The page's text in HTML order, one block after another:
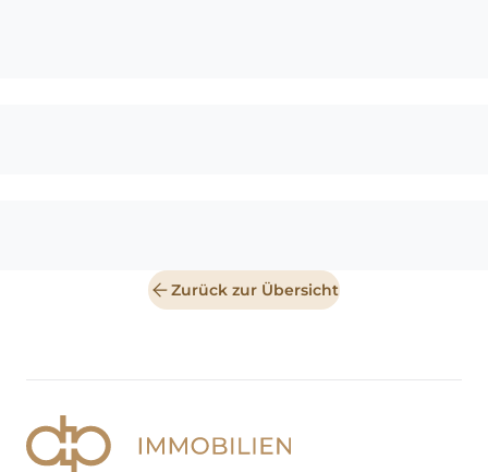
Zurück zur Übersicht